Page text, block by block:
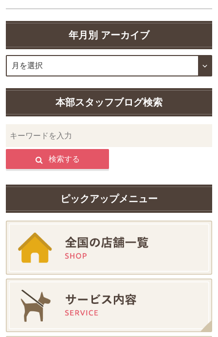
年月別 アーカイブ
本部スタッフブログ検索
検索する
ピックアップメニュー